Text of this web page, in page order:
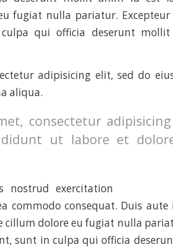
fugiat nulla pariatur. Excepteur
qui officia deserunt
adipisicing elit, sed do
aliqua.
consectetur
ut labore et
exercitation
commodo consequat. Duis
cillum dolore eu fugiat nulla
sunt in culpa qui officia